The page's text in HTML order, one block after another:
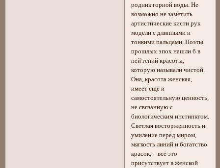
родник горной воды. Не
возможно не заметить
артистические кисти рук
модели с длинными и
тонкими пальцами. Поэты
прошлых эпох нашли б в
ней гений красоты,
которую называли чистой.
Она, красота женская,
имеет ещё и
самостоятельную ценность,
не связанную с
биологическим инстинктом.
Светлая восторженность и
умиление перед миром,
мягкость линий и богатство
красок, – всё это
присутствует в женской